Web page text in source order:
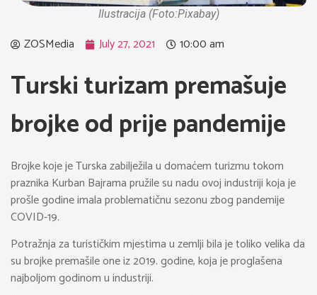
Ilustracija (Foto:Pixabay)
ZOSMedia July 27, 2021 10:00 am
Turski turizam premašuje
brojke od prije pandemije
Brojke koje je Turska zabilježila u domaćem turizmu tokom
praznika Kurban Bajrama pružile su nadu ovoj industriji koja je
prošle godine imala problematičnu sezonu zbog pandemije
COVID-19.
Potražnja za turističkim mjestima u zemlji bila je toliko velika da
su brojke premašile one iz 2019. godine, koja je proglašena
najboljom godinom u industriji.